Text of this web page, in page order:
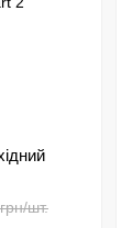
шт.